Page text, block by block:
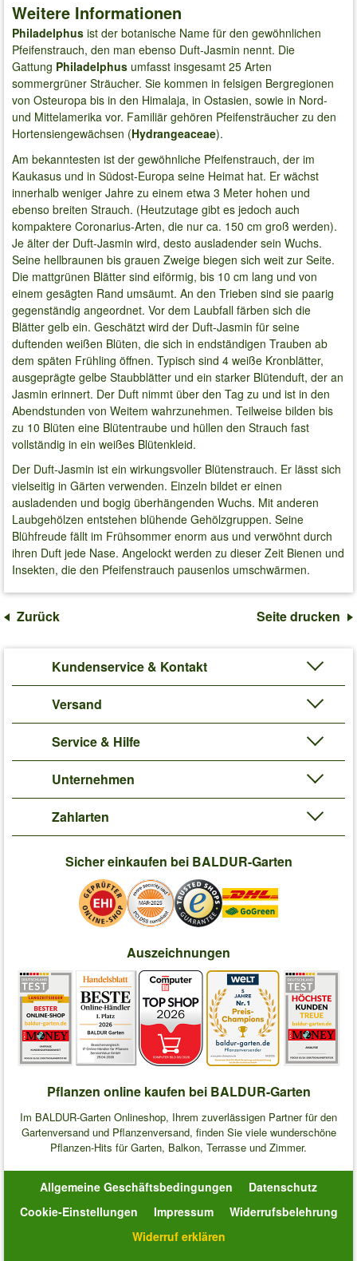
Weitere Informationen
Philadelphus ist der botanische Name für den gewöhnlichen
Pfeifenstrauch, den man ebenso Duft-Jasmin nennt. Die
Gattung Philadelphus umfasst insgesamt 25 Arten
sommergrüner Sträucher. Sie kommen in felsigen Bergregionen
von Osteuropa bis in den Himalaja, in Ostasien, sowie in Nord-
und Mittelamerika vor. Familiär gehören Pfeifensträucher zu den
Hortensiengewächsen (Hydrangeaceae).
Am bekanntesten ist der gewöhnliche Pfeifenstrauch, der im
Kaukasus und in Südost-Europa seine Heimat hat. Er wächst
innerhalb weniger Jahre zu einem etwa 3 Meter hohen und
ebenso breiten Strauch. (Heutzutage gibt es jedoch auch
kompaktere Coronarius-Arten, die nur ca. 150 cm groß werden).
Je älter der Duft-Jasmin wird, desto ausladender sein Wuchs.
Seine hellbraunen bis grauen Zweige biegen sich weit zur Seite.
Die mattgrünen Blätter sind eiförmig, bis 10 cm lang und von
einem gesägten Rand umsäumt. An den Trieben sind sie paarig
gegenständig angeordnet. Vor dem Laubfall färben sich die
Blätter gelb ein. Geschätzt wird der Duft-Jasmin für seine
duftenden weißen Blüten, die sich in endständigen Trauben ab
dem späten Frühling öffnen. Typisch sind 4 weiße Kronblätter,
ausgeprägte gelbe Staubblätter und ein starker Blütenduft, der an
Jasmin erinnert. Der Duft nimmt über den Tag zu und ist in den
Abendstunden von Weitem wahrzunehmen. Teilweise bilden bis
zu 10 Blüten eine Blütentraube und hüllen den Strauch fast
vollständig in ein weißes Blütenkleid.
Der Duft-Jasmin ist ein wirkungsvoller Blütenstrauch. Er lässt sich
vielseitig in Gärten verwenden. Einzeln bildet er einen
ausladenden und bogig überhängenden Wuchs. Mit anderen
Laubgehölzen entstehen blühende Gehölzgruppen. Seine
Blühfreude fällt im Frühsommer enorm aus und verwöhnt durch
ihren Duft jede Nase. Angelockt werden zu dieser Zeit Bienen und
Insekten, die den Pfeifenstrauch pausenlos umschwärmen.
Zurück Seite drucken
Kundenservice & Kontakt
Versand
Service & Hilfe
Unternehmen
Zahlarten
Sicher einkaufen bei BALDUR-Garten
Auszeichnungen
Pflanzen online kaufen bei BALDUR-Garten
Im BALDUR-Garten Onlineshop, Ihrem zuverlässigen Partner für den
Gartenversand und Pflanzenversand, finden Sie viele wunderschöne
Pflanzen-Hits für Garten, Balkon, Terrasse und Zimmer.
Allgemeine Geschäftsbedingungen
Datenschutz
Cookie-Einstellungen
Impressum
Widerrufsbelehrung
Widerruf erklären